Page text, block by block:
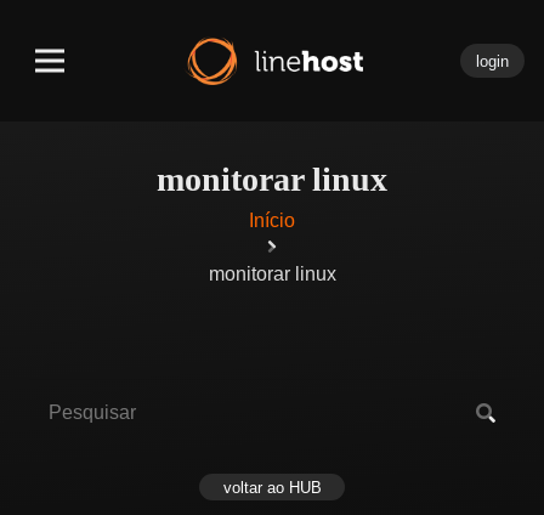
login
monitorar linux
Início
monitorar linux
voltar ao HUB